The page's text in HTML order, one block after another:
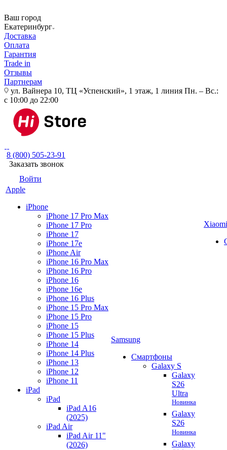
Ваш город
Екатеринбург
Доставка
Оплата
Гарантия
Trade in
Отзывы
Партнерам
ул. Вайнера 10, ТЦ «Успенский», 1 этаж, 1 линия Пн. – Вс.:
с 10:00 до 22:00
8 (800) 505-23-91
Заказать звонок
Войти
Apple
iPhone
iPhone 17 Pro Max
iPhone 17 Pro
iPhone 17
iPhone 17e
iPhone Air
iPhone 16 Pro Max
iPhone 16 Pro
iPhone 16
iPhone 16e
iPhone 16 Plus
iPhone 15 Pro Max
iPhone 15 Pro
iPhone 15
iPhone 15 Plus
iPhone 14
iPhone 14 Plus
iPhone 13
iPhone 12
iPhone 11
iPad
iPad
iPad A16
(2025)
iPad Air
iPad Air 11"
(2026)
Samsung
Смартфоны
Galaxy S
Galaxy
S26
Ultra
Новинка
Galaxy
S26
Новинка
Galaxy
Xiaomi